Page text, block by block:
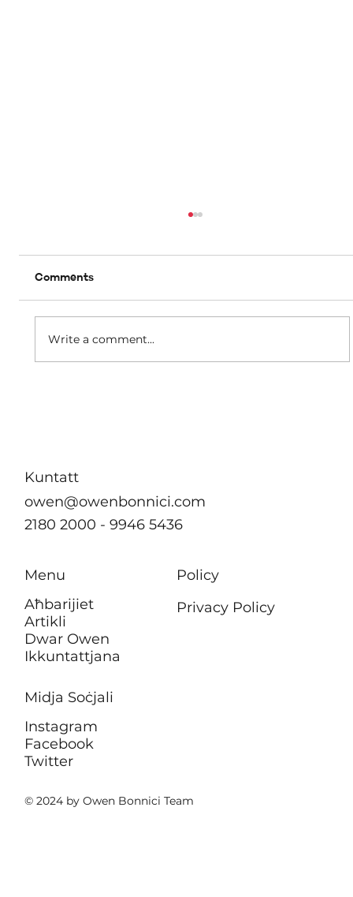
Comments
Write a comment...
© 2024 by Owen Bonnici Team
Kuntatt
owen@owenbonnici.com
2180 2000 - 9946 5436
Menu
Aħbarijiet
Artikli
Dwar Owen
Ikkuntattjana
Policy
Privacy Policy
Midja Soċjali
Instagram
Facebook
Twitter